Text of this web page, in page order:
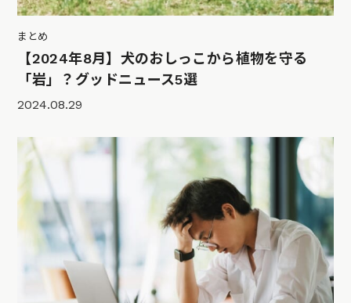
まとめ
【2024年8月】犬のおしっこから植物を守る
「岩」？グッドニュース5選
2024.08.29